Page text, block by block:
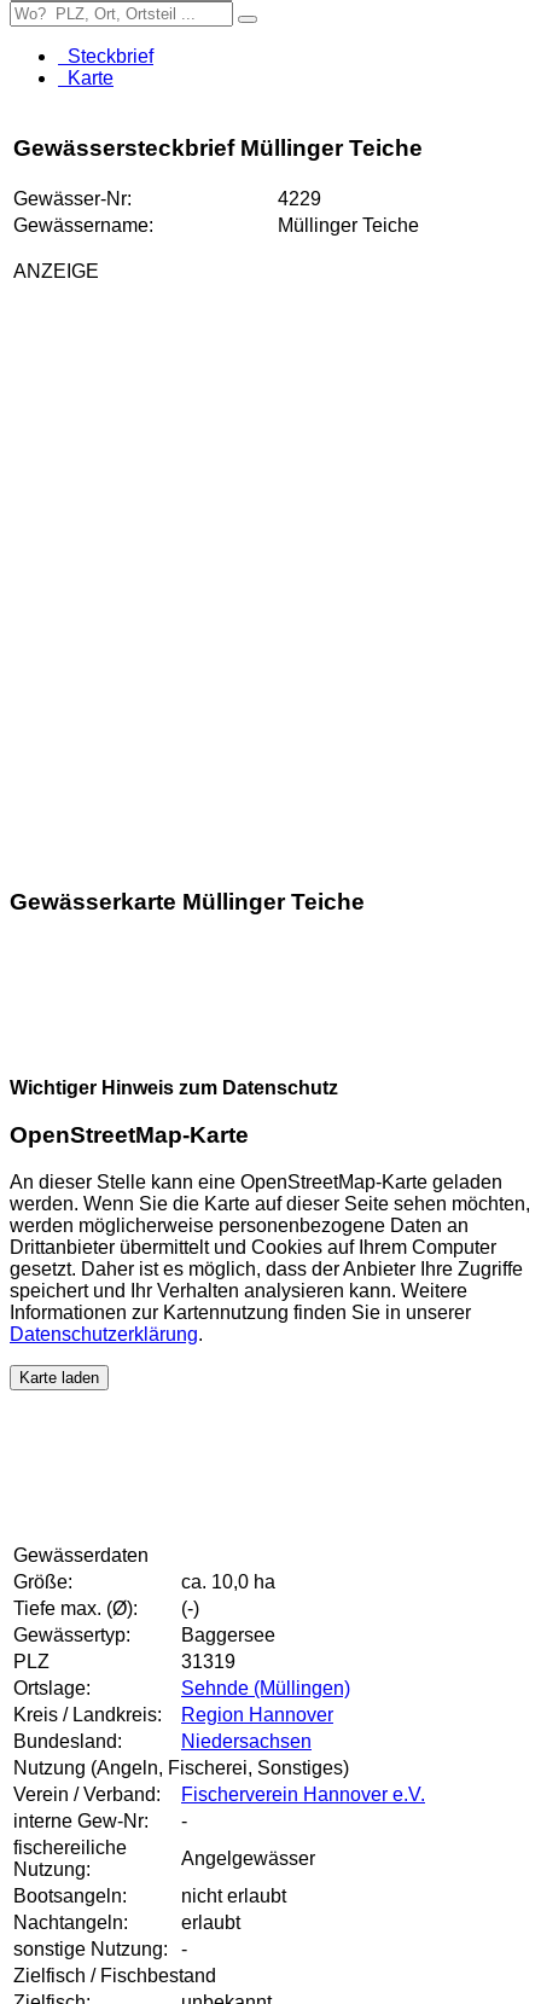
Steckbrief
Karte
Gewässersteckbrief Müllinger Teiche
Gewässer-Nr:
4229
Gewässername:
Müllinger Teiche
ANZEIGE
Gewässerkarte Müllinger Teiche
Wichtiger Hinweis zum Datenschutz
OpenStreetMap-Karte
An dieser Stelle kann eine OpenStreetMap-Karte geladen
werden. Wenn Sie die Karte auf dieser Seite sehen möchten,
werden möglicherweise personenbezogene Daten an
Drittanbieter übermittelt und Cookies auf Ihrem Computer
gesetzt. Daher ist es möglich, dass der Anbieter Ihre Zugriffe
speichert und Ihr Verhalten analysieren kann. Weitere
Informationen zur Kartennutzung finden Sie in unserer
Datenschutzerklärung.
Karte laden
Gewässerdaten
Größe:
ca. 10,0 ha
Tiefe max. (Ø):
(-)
Gewässertyp:
Baggersee
PLZ
31319
Ortslage:
Sehnde (Müllingen)
Kreis / Landkreis:
Region Hannover
Bundesland:
Niedersachsen
Nutzung (Angeln, Fischerei, Sonstiges)
Verein / Verband:
Fischerverein Hannover e.V.
interne Gew-Nr:
-
fischereiliche
Nutzung:
Angelgewässer
Bootsangeln:
nicht erlaubt
Nachtangeln:
erlaubt
sonstige Nutzung:
-
Zielfisch / Fischbestand